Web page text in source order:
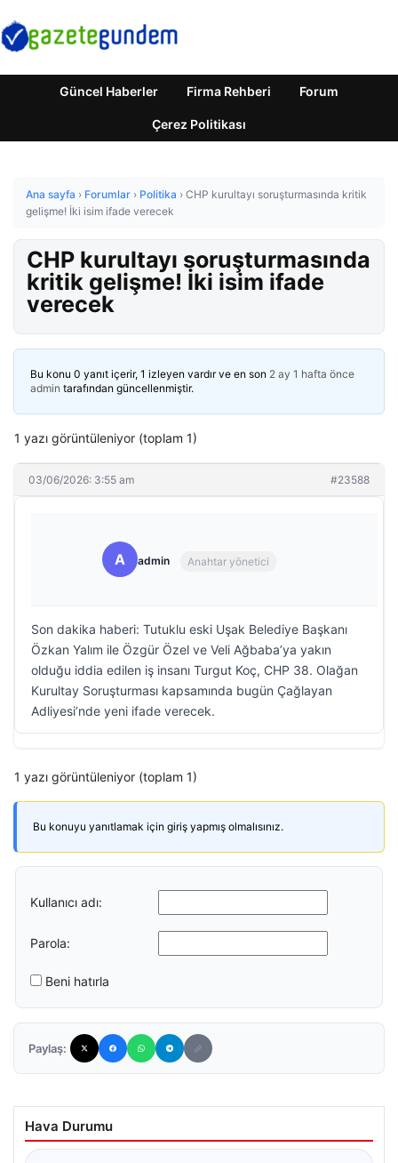
Güncel Haberler Firma Rehberi Forum
Çerez Politikası
Ana sayfa › Forumlar › Politika › CHP kurultayı soruşturmasında kritik
gelişme! İki isim ifade verecek
CHP kurultayı soruşturmasında
kritik gelişme! İki isim ifade
verecek
Bu konu 0 yanıt içerir, 1 izleyen vardır ve en son 2 ay 1 hafta önce
admin tarafından güncellenmiştir.
1 yazı görüntüleniyor (toplam 1)
03/06/2026: 3:55 am #23588
A admin Anahtar yönetici
Son dakika haberi: Tutuklu eski Uşak Belediye Başkanı
Özkan Yalım ile Özgür Özel ve Veli Ağbaba’ya yakın
olduğu iddia edilen iş insanı Turgut Koç, CHP 38. Olağan
Kurultay Soruşturması kapsamında bugün Çağlayan
Adliyesi’nde yeni ifade verecek.
1 yazı görüntüleniyor (toplam 1)
Bu konuyu yanıtlamak için giriş yapmış olmalısınız.
Kullanıcı adı:
Parola:
Beni hatırla
Paylaş:
Hava Durumu